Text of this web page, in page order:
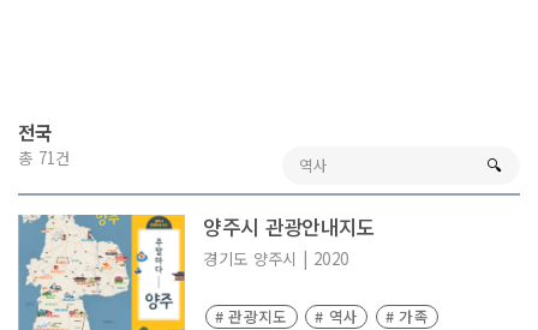
전국
총 71건 🔍︎
양주시 관광안내지도
경기도 양주시 | 2020
# 관광지도 # 역사
# 가족